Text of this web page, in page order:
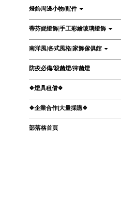
燈飾周邊小物/配件
蒂芬妮燈飾|手工彩繪玻璃燈飾
南洋風|各式風格|家飾傢俱館
防疫必備/殺菌燈/抑菌燈
❖燈具租借❖
❖企業合作|大量採購❖
部落格首頁